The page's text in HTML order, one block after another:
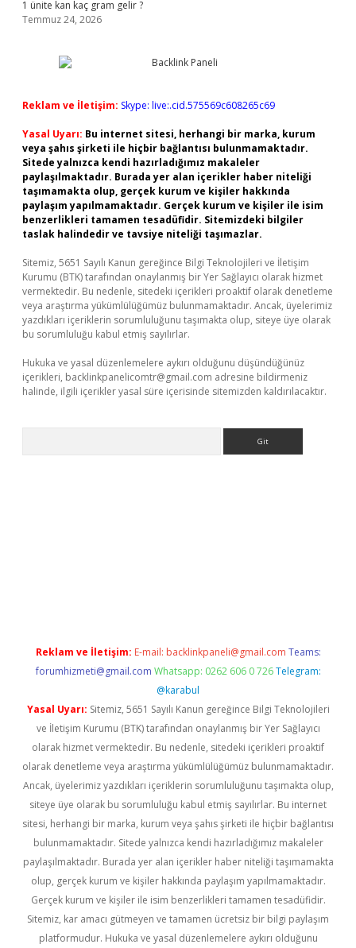
1 ünite kan kaç gram gelir ?
Temmuz 24, 2026
Reklam ve İletişim: Skype: live:.cid.575569c608265c69
Yasal Uyarı: Bu internet sitesi, herhangi bir marka, kurum
veya şahıs şirketi ile hiçbir bağlantısı bulunmamaktadır.
Sitede yalnızca kendi hazırladığımız makaleler
paylaşılmaktadır. Burada yer alan içerikler haber niteliği
taşımamakta olup, gerçek kurum ve kişiler hakkında
paylaşım yapılmamaktadır. Gerçek kurum ve kişiler ile isim
benzerlikleri tamamen tesadüfidir. Sitemizdeki bilgiler
taslak halindedir ve tavsiye niteliği taşımazlar.
Sitemiz, 5651 Sayılı Kanun gereğince Bilgi Teknolojileri ve İletişim
Kurumu (BTK) tarafından onaylanmış bir Yer Sağlayıcı olarak hizmet
vermektedir. Bu nedenle, sitedeki içerikleri proaktif olarak denetleme
veya araştırma yükümlülüğümüz bulunmamaktadır. Ancak, üyelerimiz
yazdıkları içeriklerin sorumluluğunu taşımakta olup, siteye üye olarak
bu sorumluluğu kabul etmiş sayılırlar.
Hukuka ve yasal düzenlemelere aykırı olduğunu düşündüğünüz
içerikleri, backlinkpanelicomtr@gmail.com adresine bildirmeniz
halinde, ilgili içerikler yasal süre içerisinde sitemizden kaldırılacaktır.
Reklam ve İletişim: E-mail: backlinkpaneli@gmail.com Teams:
forumhizmeti@gmail.com Whatsapp: 0262 606 0 726 Telegram:
@karabul
Yasal Uyarı: Sitemiz, 5651 Sayılı Kanun gereğince Bilgi Teknolojileri
ve İletişim Kurumu (BTK) tarafından onaylanmış bir Yer Sağlayıcı
olarak hizmet vermektedir. Bu nedenle, sitedeki içerikleri proaktif
olarak denetleme veya araştırma yükümlülüğümüz bulunmamaktadır.
Ancak, üyelerimiz yazdıkları içeriklerin sorumluluğunu taşımakta olup,
siteye üye olarak bu sorumluluğu kabul etmiş sayılırlar. Bu internet
sitesi, herhangi bir marka, kurum veya şahıs şirketi ile hiçbir bağlantısı
bulunmamaktadır. Sitede yalnızca kendi hazırladığımız makaleler
paylaşılmaktadır. Burada yer alan içerikler haber niteliği taşımamakta
olup, gerçek kurum ve kişiler hakkında paylaşım yapılmamaktadır.
Gerçek kurum ve kişiler ile isim benzerlikleri tamamen tesadüfidir.
Sitemiz, kar amacı gütmeyen ve tamamen ücretsiz bir bilgi paylaşım
platformudur. Hukuka ve yasal düzenlemelere aykırı olduğunu